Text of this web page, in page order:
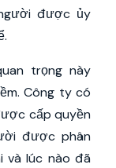
được ủy
trọng này
Công ty có
cấp quyền
được phân
và lúc nào đã